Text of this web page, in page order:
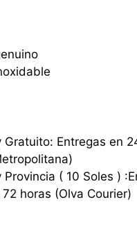
Gratuito: Entregas en
Provincia ( 10 Soles )
horas (Olva Courier)